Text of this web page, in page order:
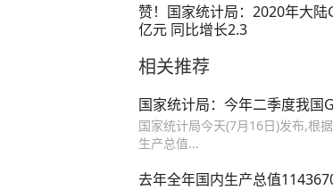
赞！国家统计局：2020年大陆
亿元 同比增长2.3
相关推荐
国家统计局：今年二季度我国
国家统计局今天(7月16日)发布,根
生产总值...
去年全年国内生产总值